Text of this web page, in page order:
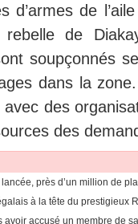
d’armes de
de
soupçonnés
dans la
des
des
près d’un million de
à la tête du prestigieux
accusé un membre de